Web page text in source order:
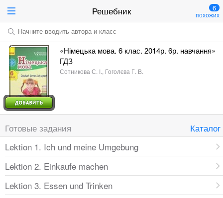
Решебник 6
похожих
Начните вводить автора и класс
«Німецька мова. 6 клас. 2014р. 6р. навчання»
ГДЗ
Сотникова С. І., Гоголєва Г. В.
Готовые задания
Каталог
Lektion 1. Ich und meine Umgebung
Lektion 2. Einkaufe machen
Lektion 3. Essen und Trinken